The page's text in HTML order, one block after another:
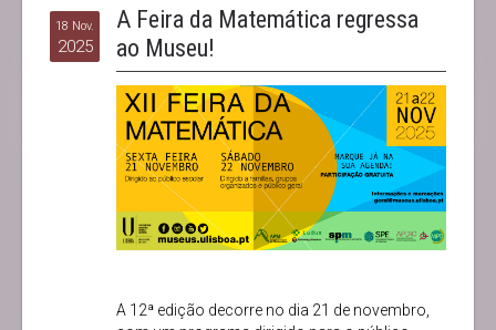
18 Nov.
2025
A Feira da Matemática regressa
ao Museu!
A 12ª edição decorre no dia 21 de novembro,